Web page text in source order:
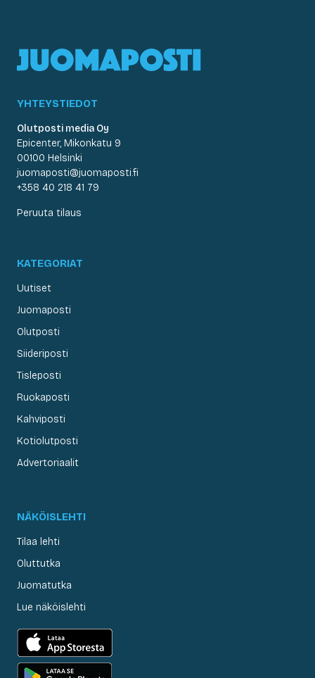
YHTEYSTIEDOT
Olutposti media Oy
Epicenter, Mikonkatu 9
00100 Helsinki
juomaposti@juomaposti.fi
+358 40 218 41 79
Peruuta tilaus
KATEGORIAT
Uutiset
Juomaposti
Olutposti
Siideriposti
Tisleposti
Ruokaposti
Kahviposti
Kotiolutposti
Advertoriaalit
NÄKÖISLEHTI
Tilaa lehti
Oluttutka
Juomatutka
Lue näköislehti